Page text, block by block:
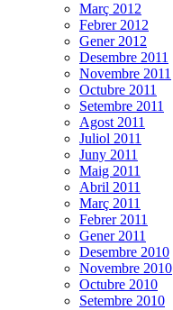
Març 2012
Febrer 2012
Gener 2012
Desembre 2011
Novembre 2011
Octubre 2011
Setembre 2011
Agost 2011
Juliol 2011
Juny 2011
Maig 2011
Abril 2011
Març 2011
Febrer 2011
Gener 2011
Desembre 2010
Novembre 2010
Octubre 2010
Setembre 2010